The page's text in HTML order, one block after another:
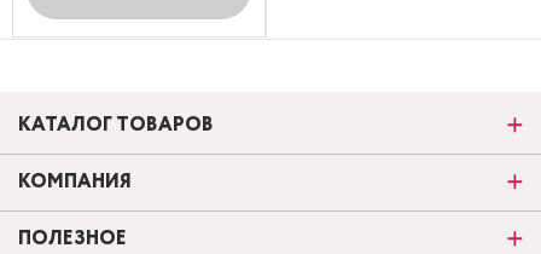
КАТАЛОГ ТОВАРОВ
КОМПАНИЯ
ПОЛЕЗНОЕ